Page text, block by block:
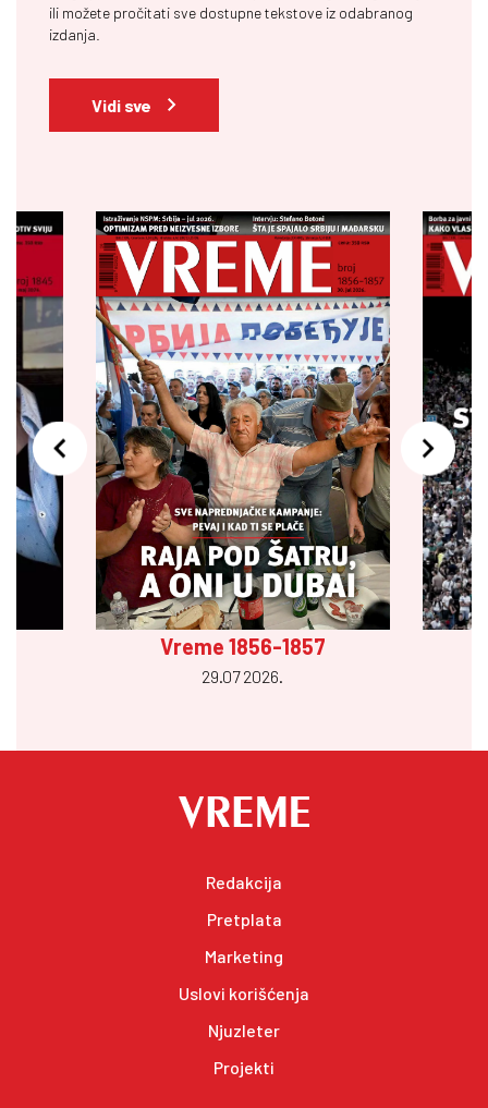
ili možete pročitati sve dostupne tekstove iz odabranog
izdanja.
Vidi sve
Vreme 1856-1857
29.07 2026.
Redakcija
Pretplata
Marketing
Uslovi korišćenja
Njuzleter
Projekti